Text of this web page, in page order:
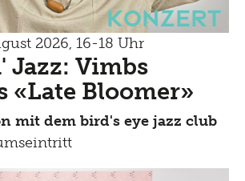
Konzert
2026, 16-18 Uhr
Jazz: Vimbs
«Late Bloomer»
mit dem bird's eye jazz club